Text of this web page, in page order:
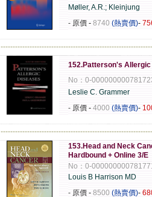
Møller, A.R.; Kleinjung
- 原價 - 8740 (熱賣價)-
152.Patterson's Allergic
No：0-
Leslie C. Grammer
- 原價 - 4000 (熱賣價)-
153.Head and Neck
Hardbound + Online 3/E
No：0-
Louis B Harrison MD
- 原價 - 8500 (熱賣價)-